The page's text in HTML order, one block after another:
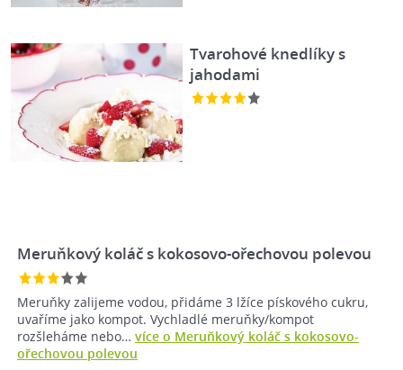
Tvarohové knedlíky s
jahodami
Meruňkový koláč s kokosovo-ořechovou polevou
Meruňky zalijeme vodou, přidáme 3 lžíce pískového cukru,
uvaříme jako kompot. Vychladlé meruňky/kompot
rozšleháme nebo… více o Meruňkový koláč s kokosovo-
ořechovou polevou